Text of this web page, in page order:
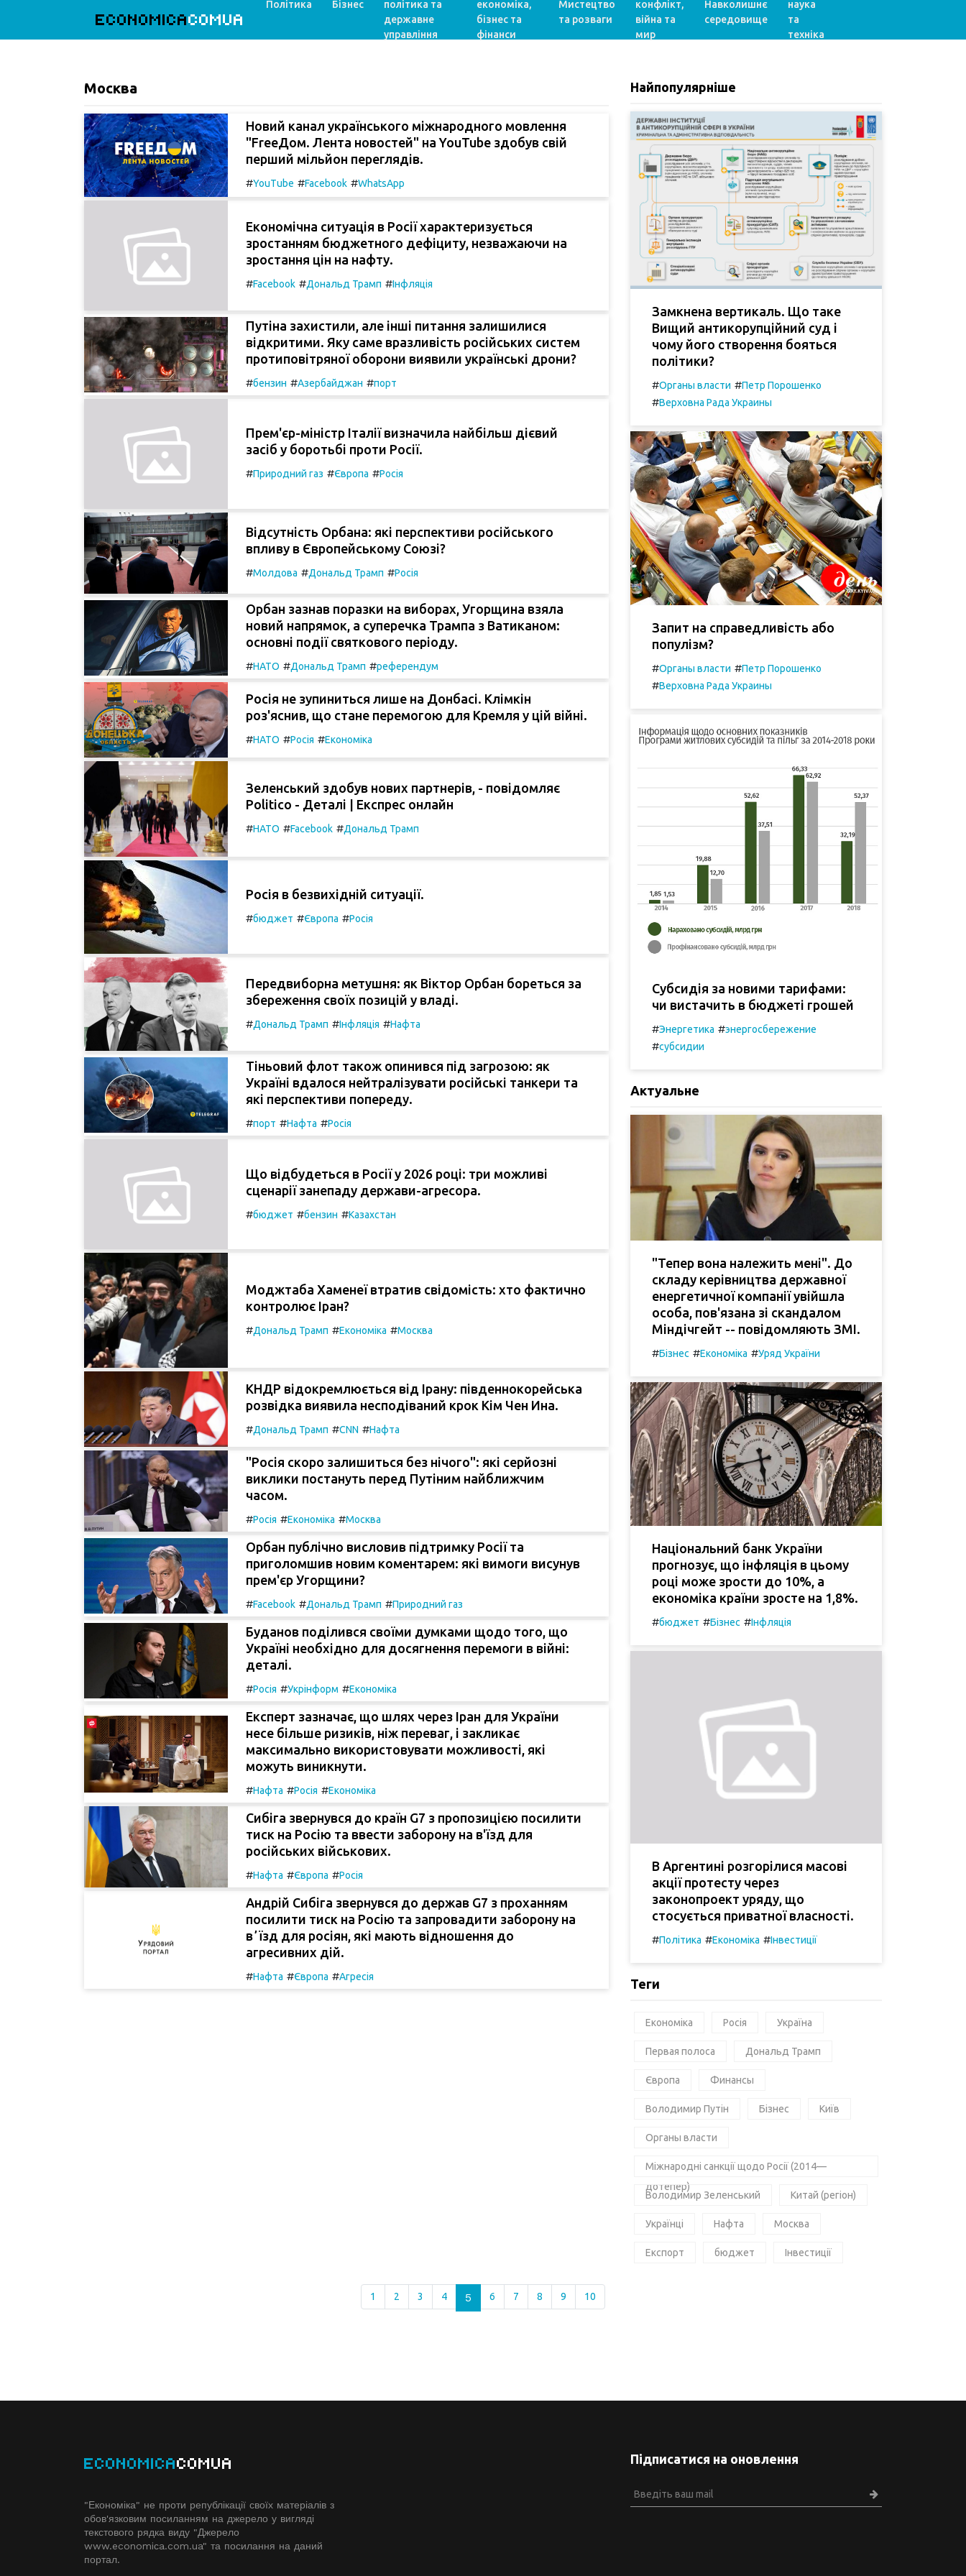
ECONOMICACOMUA
Політика Бізнес
політика та
державне
управління
економіка,
бізнес та
фінанси
Мистецтво
та розваги
конфлікт,
війна та
мир
Навколишнє
середовище
наука
та
техніка
Москва
Новий канал українського міжнародного мовлення
"FreeДом. Лента новостей" на YouTube здобув свій
перший мільйон переглядів.
#YouTube #Facebook #WhatsApp
Економічна ситуація в Росії характеризується
зростанням бюджетного дефіциту, незважаючи на
зростання цін на нафту.
#Facebook #Дональд Трамп #Інфляція
Путіна захистили, але інші питання залишилися
відкритими. Яку саме вразливість російських систем
протиповітряної оборони виявили українські дрони?
#бензин #Азербайджан #порт
Прем'єр-міністр Італії визначила найбільш дієвий
засіб у боротьбі проти Росії.
#Природний газ #Європа #Росія
Відсутність Орбана: які перспективи російського
впливу в Європейському Союзі?
#Молдова #Дональд Трамп #Росія
Орбан зазнав поразки на виборах, Угорщина взяла
новий напрямок, а суперечка Трампа з Ватиканом:
основні події святкового періоду.
#НАТО #Дональд Трамп #референдум
Росія не зупиниться лише на Донбасі. Клімкін
роз'яснив, що стане перемогою для Кремля у цій війні.
#НАТО #Росія #Економіка
Зеленський здобув нових партнерів, - повідомляє
Politico - Деталі | Експрес онлайн
#НАТО #Facebook #Дональд Трамп
Росія в безвихідній ситуації.
#бюджет #Європа #Росія
Передвиборна метушня: як Віктор Орбан бореться за
збереження своїх позицій у владі.
#Дональд Трамп #Інфляція #Нафта
Тіньовий флот також опинився під загрозою: як
Україні вдалося нейтралізувати російські танкери та
які перспективи попереду.
#порт #Нафта #Росія
Що відбудеться в Росії у 2026 році: три можливі
сценарії занепаду держави-агресора.
#бюджет #бензин #Казахстан
Моджтаба Хаменеї втратив свідомість: хто фактично
контролює Іран?
#Дональд Трамп #Економіка #Москва
КНДР відокремлюється від Ірану: південнокорейська
розвідка виявила несподіваний крок Кім Чен Ина.
#Дональд Трамп #CNN #Нафта
"Росія скоро залишиться без нічого": які серйозні
виклики постануть перед Путіним найближчим
часом.
#Росія #Економіка #Москва
Орбан публічно висловив підтримку Росії та
приголомшив новим коментарем: які вимоги висунув
прем'єр Угорщини?
#Facebook #Дональд Трамп #Природний газ
Буданов поділився своїми думками щодо того, що
Україні необхідно для досягнення перемоги в війні:
деталі.
#Росія #Укрінформ #Економіка
Експерт зазначає, що шлях через Іран для України
несе більше ризиків, ніж переваг, і закликає
максимально використовувати можливості, які
можуть виникнути.
#Нафта #Росія #Економіка
Сибіга звернувся до країн G7 з пропозицією посилити
тиск на Росію та ввести заборону на в'їзд для
російських військових.
#Нафта #Європа #Росія
Андрій Сибіга звернувся до держав G7 з проханням
посилити тиск на Росію та запровадити заборону на
вʼїзд для росіян, які мають відношення до
агресивних дій.
#Нафта #Європа #Агресія
Найпопулярніше
Замкнена вертикаль. Що таке
Вищий антикорупційний суд і
чому його створення бояться
політики?
#Органы власти #Петр Порошенко
#Верховна Рада Украины
Запит на справедливість або
популізм?
#Органы власти #Петр Порошенко
#Верховна Рада Украины
Субсидія за новими тарифами:
чи вистачить в бюджеті грошей
#Энергетика #энергосбережение
#субсидии
Актуальне
"Тепер вона належить мені". До
складу керівництва державної
енергетичної компанії увійшла
особа, пов'язана зі скандалом
Міндічгейт -- повідомляють ЗМІ.
#Бізнес #Економіка #Уряд України
Національний банк України
прогнозує, що інфляція в цьому
році може зрости до 10%, а
економіка країни зросте на 1,8%.
#бюджет #Бізнес #Інфляція
В Аргентині розгорілися масові
акції протесту через
законопроект уряду, що
стосується приватної власності.
#Політика #Економіка #Інвестиції
Теги
Економіка Росія Україна
Первая полоса Дональд Трамп
Європа Финансы
Володимир Путін Бізнес Київ
Органы власти
Міжнародні санкції щодо Росії (2014—
дотепер)
Володимир Зеленський Китай (регіон)
Українці Нафта Москва
Експорт бюджет Інвестиції
1 2 3 4 5 6 7 8 9 10
ECONOMICACOMUA
"Економіка" не проти републікації своїх матеріалів з
обов'язковим посиланням на джерело у вигляді
текстового рядка виду "Джерело
www.economiсa.com.ua" та посилання на даний
портал.
Підписатися на оновлення